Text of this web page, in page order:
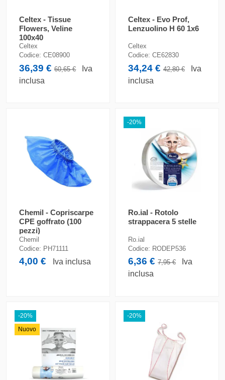
Celtex - Tissue
Flowers, Veline
100x40
Celtex
Codice:CE08900
36,39 €60,65 €
Iva
inclusa
Celtex - Evo Prof,
Lenzuolino H 60 1x6
Celtex
Codice:CE62830
34,24 €42,80 €
Iva
inclusa
Chemil - Copriscarpe
CPE goffrato (100
pezzi)
Chemil
Codice: PH71111
4,00 € Iva inclusa
-20%
Ro.ial - Rotolo
strappacera 5 stelle
Ro.ial
Codice: RODEP536
6,36 €7,95 €
Iva
inclusa
-20%
Nuovo
-20%